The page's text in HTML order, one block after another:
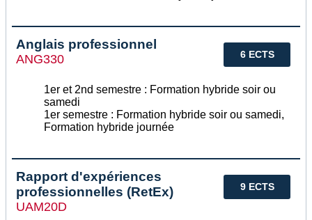
6 ECTS
Anglais professionnel
ANG330
1er et 2nd semestre : Formation hybride soir ou
samedi
1er semestre : Formation hybride soir ou samedi,
Formation hybride journée
9 ECTS
Rapport d'expériences
professionnelles (RetEx)
UAM20D